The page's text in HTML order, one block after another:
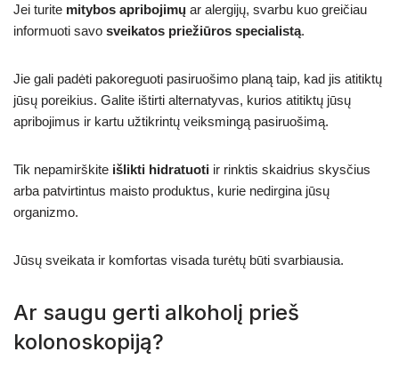
Jei turite mitybos apribojimų ar alergijų, svarbu kuo greičiau
informuoti savo sveikatos priežiūros specialistą.
Jie gali padėti pakoreguoti pasiruošimo planą taip, kad jis atitiktų
jūsų poreikius. Galite ištirti alternatyvas, kurios atitiktų jūsų
apribojimus ir kartu užtikrintų veiksmingą pasiruošimą.
Tik nepamirškite išlikti hidratuoti ir rinktis skaidrius skysčius
arba patvirtintus maisto produktus, kurie nedirgina jūsų
organizmo.
Jūsų sveikata ir komfortas visada turėtų būti svarbiausia.
Ar saugu gerti alkoholį prieš
kolonoskopiją?